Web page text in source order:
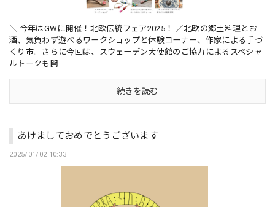
＼ 今年はGWに開催！北欧伝統フェア2025！ ／北欧の郷土料理とお
酒、気負わず遊べるワークショップと体験コーナー、作家による手づ
くり市。さらに今回は、スウェーデン大使館のご協力によるスペシャ
ルトークも開...
続きを読む
あけましておめでとうございます
2025/01/02 10:33